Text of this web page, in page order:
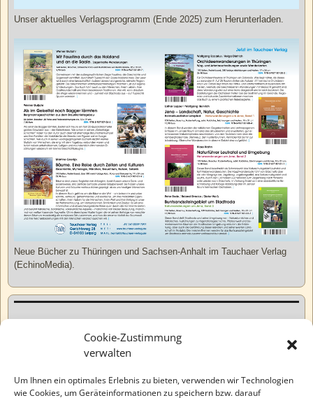
Cookie-Zustimmung
verwalten
Um Ihnen ein optimales Erlebnis zu bieten, verwenden wir Technologien
wie Cookies, um Geräteinformationen zu speichern bzw. darauf
Unser aktuelles Verlagsprogramm (Ende 2025) zum Herunterladen.
Neue Bücher zu Thüringen und Sachsen-Anhalt im Tauchaer Verlag
(EchinoMedia).